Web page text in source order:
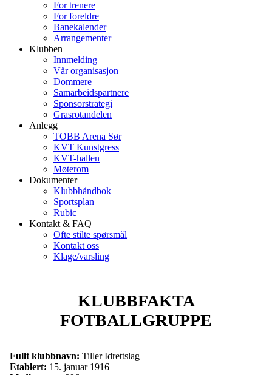
For trenere
For foreldre
Banekalender
Arrangementer
Klubben
Innmelding
Vår organisasjon
Dommere
Samarbeidspartnere
Sponsorstrategi
Grasrotandelen
Anlegg
TOBB Arena Sør
KVT Kunstgress
KVT-hallen
Møterom
Dokumenter
Klubbhåndbok
Sportsplan
Rubic
Kontakt & FAQ
Ofte stilte spørsmål
Kontakt oss
Klage/varsling
KLUBBFAKTA
FOTBALLGRUPPE
Fullt klubbnavn: Tiller Idrettslag
Etablert: 15. januar 1916